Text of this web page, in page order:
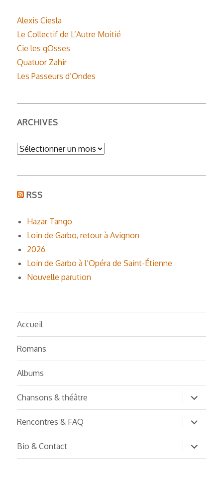
Alexis Ciesla
Le Collectif de L’Autre Moitié
Cie les gOsses
Quatuor Zahir
Les Passeurs d’Ondes
ARCHIVES
Archives
RSS
Hazar Tango
Loin de Garbo, retour à Avignon
2026
Loin de Garbo à l’Opéra de Saint-Étienne
Nouvelle parution
Accueil
Romans
Albums
Chansons & théâtre
ouvrir
le
sous-
menu
Rencontres & FAQ
ouvrir
le
sous-
menu
Bio & Contact
ouvrir
le
sous-